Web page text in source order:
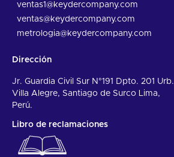
ventas1@keydercompany.com
ventas@keydercompany.com
metrologia@keydercompany.com
Dirección
Jr. Guardia Civil Sur N°191 Dpto. 201 Urb.
Villa Alegre, Santiago de Surco Lima,
Perú.
Libro de reclamaciones